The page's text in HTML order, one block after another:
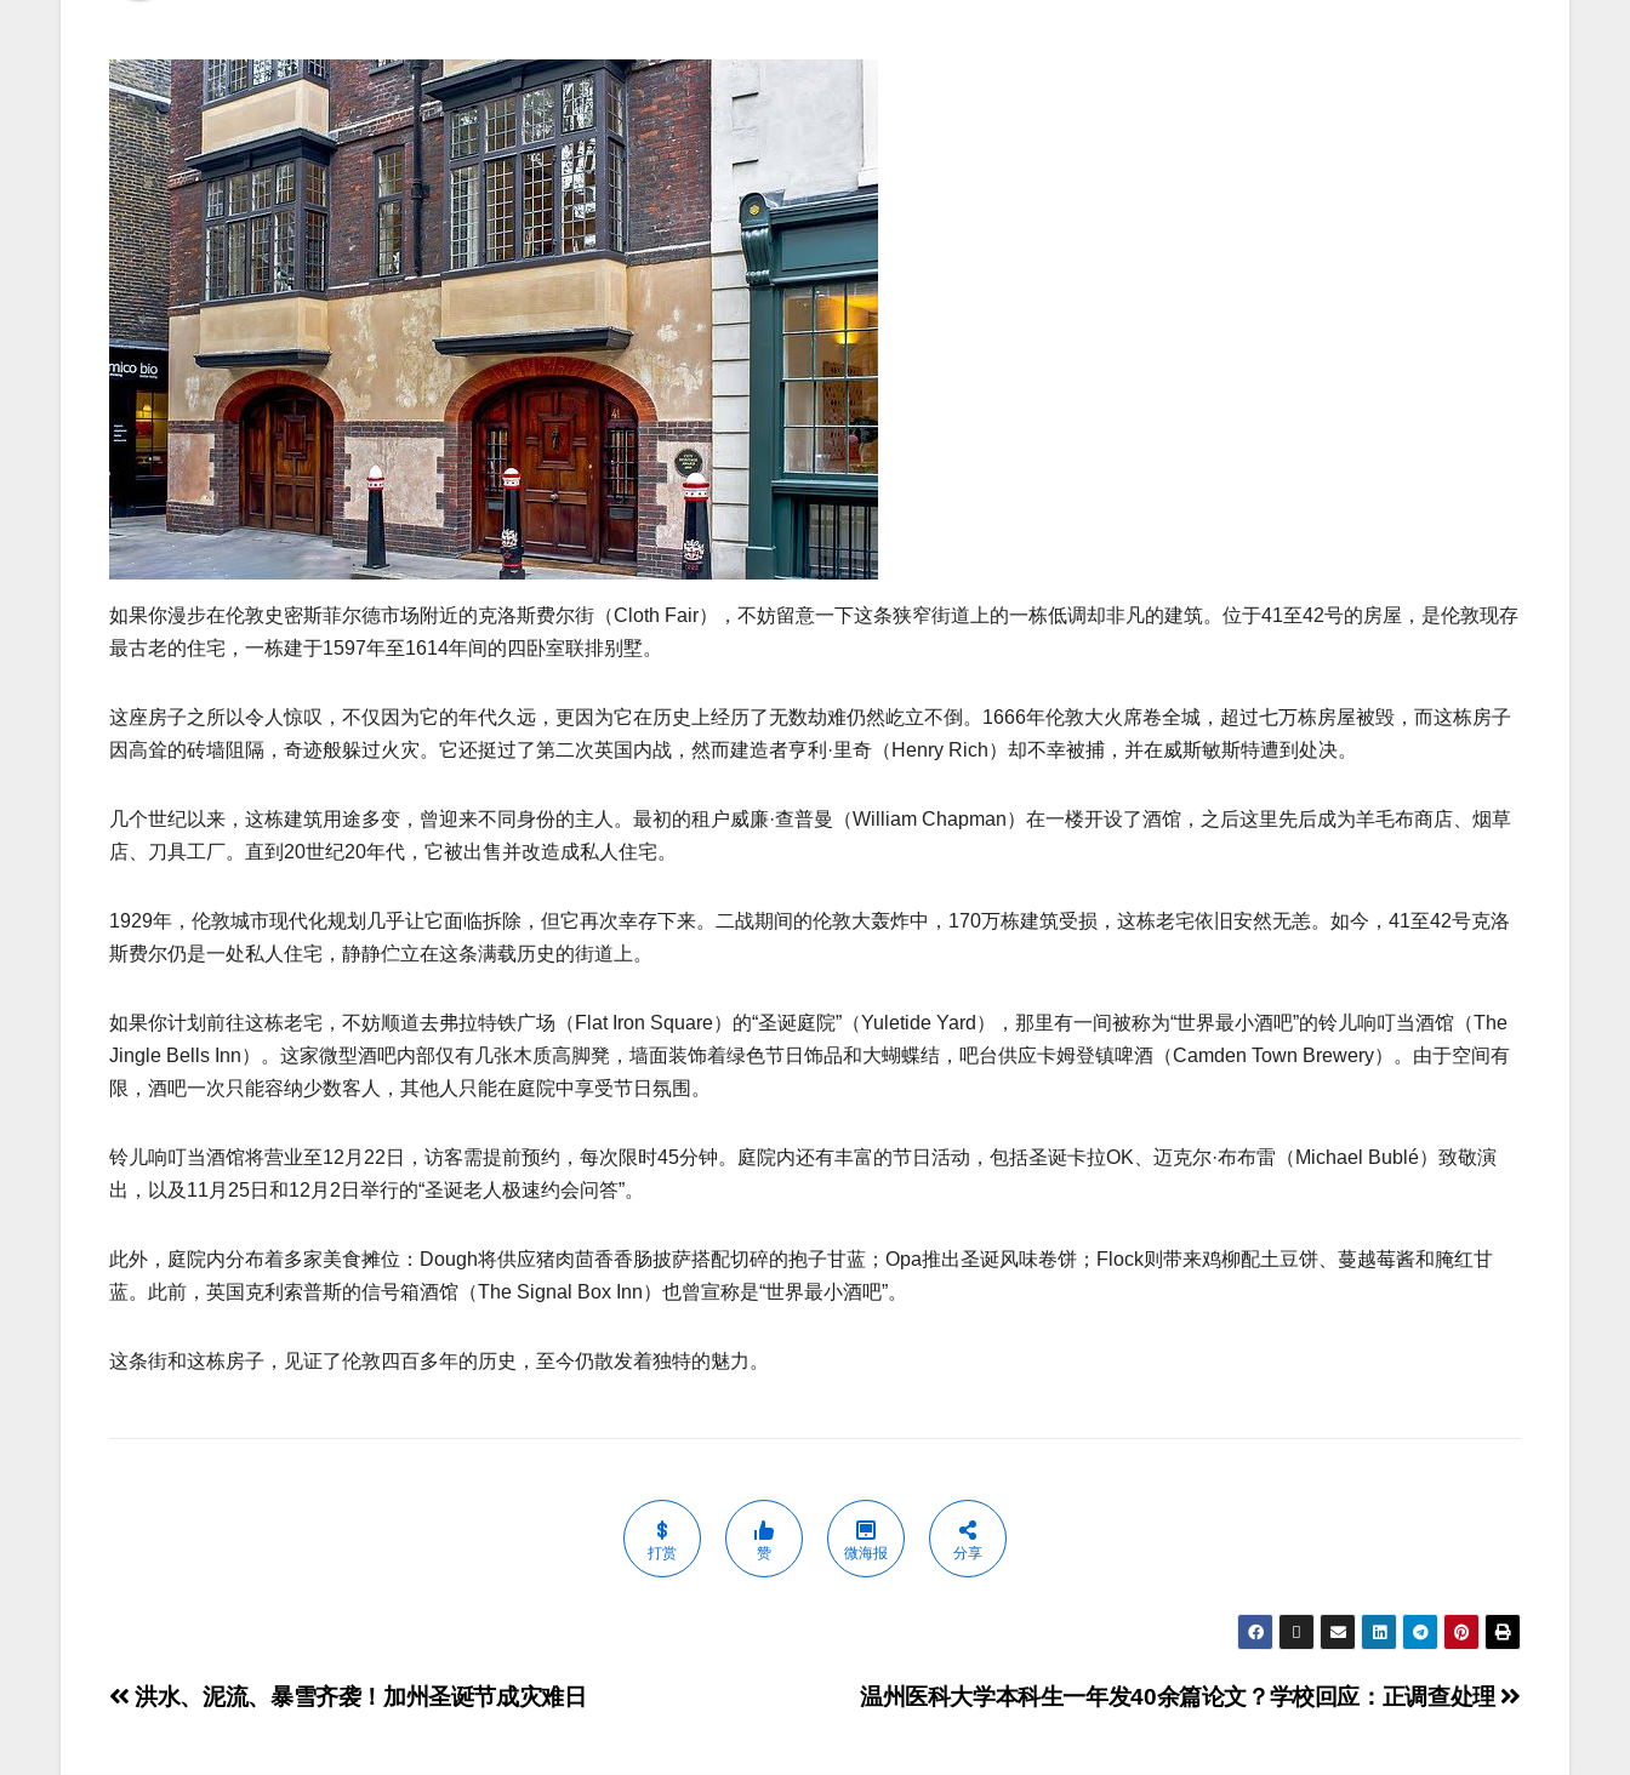
如果你漫步在伦敦史密斯菲尔德市场附近的克洛斯费尔街（Cloth Fair），不妨留意一下这条狭窄街道上的一栋低调却非凡的建筑。位于41至42号的房屋，是伦敦现存
最古老的住宅，一栋建于1597年至1614年间的四卧室联排别墅。
这座房子之所以令人惊叹，不仅因为它的年代久远，更因为它在历史上经历了无数劫难仍然屹立不倒。1666年伦敦大火席卷全城，超过七万栋房屋被毁，而这栋房子
因高耸的砖墙阻隔，奇迹般躲过火灾。它还挺过了第二次英国内战，然而建造者亨利·里奇（Henry Rich）却不幸被捕，并在威斯敏斯特遭到处决。
几个世纪以来，这栋建筑用途多变，曾迎来不同身份的主人。最初的租户威廉·查普曼（William Chapman）在一楼开设了酒馆，之后这里先后成为羊毛布商店、烟草
店、刀具工厂。直到20世纪20年代，它被出售并改造成私人住宅。
1929年，伦敦城市现代化规划几乎让它面临拆除，但它再次幸存下来。二战期间的伦敦大轰炸中，170万栋建筑受损，这栋老宅依旧安然无恙。如今，41至42号克洛
斯费尔仍是一处私人住宅，静静伫立在这条满载历史的街道上。
如果你计划前往这栋老宅，不妨顺道去弗拉特铁广场（Flat Iron Square）的“圣诞庭院”（Yuletide Yard），那里有一间被称为“世界最小酒吧”的铃儿响叮当酒馆（The
Jingle Bells Inn）。这家微型酒吧内部仅有几张木质高脚凳，墙面装饰着绿色节日饰品和大蝴蝶结，吧台供应卡姆登镇啤酒（Camden Town Brewery）。由于空间有
限，酒吧一次只能容纳少数客人，其他人只能在庭院中享受节日氛围。
铃儿响叮当酒馆将营业至12月22日，访客需提前预约，每次限时45分钟。庭院内还有丰富的节日活动，包括圣诞卡拉OK、迈克尔·布布雷（Michael Bublé）致敬演
出，以及11月25日和12月2日举行的“圣诞老人极速约会问答”。
此外，庭院内分布着多家美食摊位：Dough将供应猪肉茴香香肠披萨搭配切碎的抱子甘蓝；Opa推出圣诞风味卷饼；Flock则带来鸡柳配土豆饼、蔓越莓酱和腌红甘
蓝。此前，英国克利索普斯的信号箱酒馆（The Signal Box Inn）也曾宣称是“世界最小酒吧”。
这条街和这栋房子，见证了伦敦四百多年的历史，至今仍散发着独特的魅力。
打赏 赞 微海报 分享
温州医科大学本科生一年发40余篇论文？学校回应：正调查处理
洪水、泥流、暴雪齐袭！加州圣诞节成灾难日